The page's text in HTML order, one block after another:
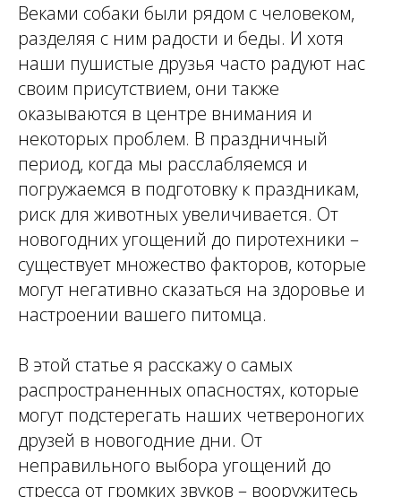
Веками собаки были рядом с человеком,
разделяя с ним радости и беды. И хотя
наши пушистые друзья часто радуют нас
своим присутствием, они также
оказываются в центре внимания и
некоторых проблем. В праздничный
период, когда мы расслабляемся и
погружаемся в подготовку к праздникам,
риск для животных увеличивается. От
новогодних угощений до пиротехники –
существует множество факторов, которые
могут негативно сказаться на здоровье и
настроении вашего питомца.
В этой статье я расскажу о самых
распространенных опасностях, которые
могут подстерегать наших четвероногих
друзей в новогодние дни. От
неправильного выбора угощений до
стресса от громких звуков – вооружитесь